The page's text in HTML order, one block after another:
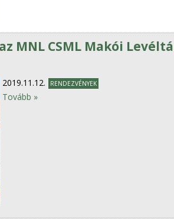
MNL CSML Makói
2019.11.12. RENDEZVÉNYEK
Tovább »